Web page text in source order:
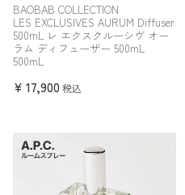
BAOBAB COLLECTION
LES EXCLUSIVES AURUM Diffuser
500mL レ エクスクルーシヴ オー
ラム ディフューザー 500mL
500mL
¥ 17,900 税込